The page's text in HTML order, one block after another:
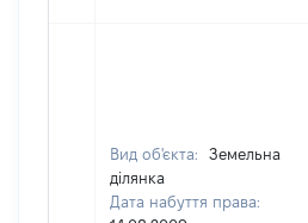
Вид об'єкта:
Земельна
ділянка
Дата набуття права: